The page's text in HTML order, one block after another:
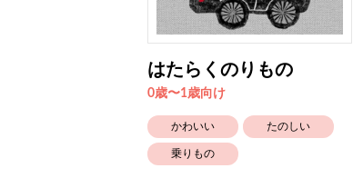
はたらくのりもの
0歳〜1歳向け
かわいい たのしい
乗りもの